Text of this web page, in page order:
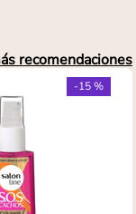
recomendaciones
-15 %